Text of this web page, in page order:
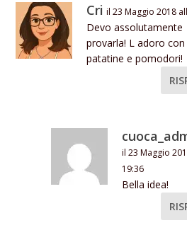
Cri il 23 Maggio 2018
Devo assolutamente
provarla! L adoro con
patatine e pomodori!
il 23 Maggio
19:36
Bella idea!